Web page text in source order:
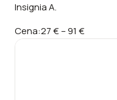
Insignia A.
Cena:27 €–91 €